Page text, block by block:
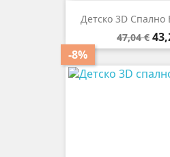
Детско 3D Спално
Редовна
цена
47,04 €
-8%